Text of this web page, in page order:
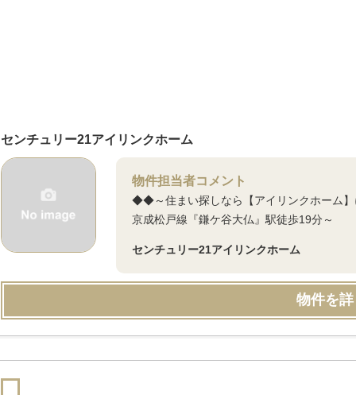
センチュリー21アイリンクホーム
物件担当者コメント
◆◆～住まい探しなら【アイリンクホーム】
京成松戸線『鎌ケ谷大仏』駅徒歩19分～
センチュリー21アイリンクホーム
物件を